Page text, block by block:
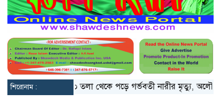
শিরোনাম :
মিয়ানমার ১০ তলা থেকে পড়ে গর্ভবতী নারীর মৃত্যু,